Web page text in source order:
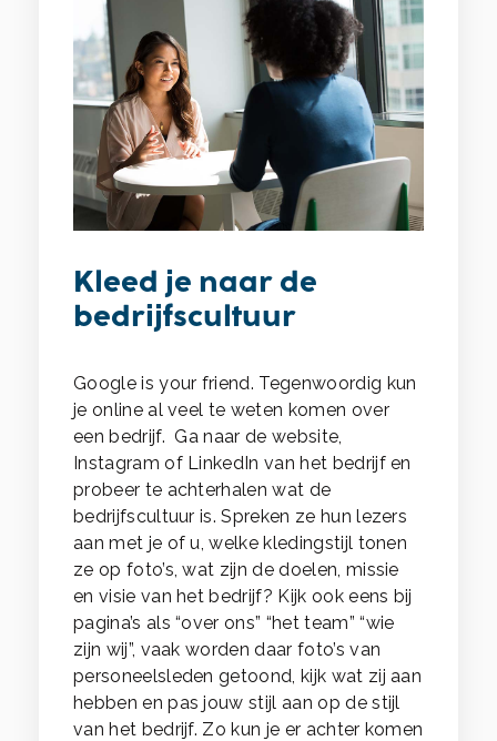
Kleed je naar de
bedrijfscultuur
Google is your friend. Tegenwoordig kun
je online al veel te weten komen over
een bedrijf. Ga naar de website,
Instagram of LinkedIn van het bedrijf en
probeer te achterhalen wat de
bedrijfscultuur is. Spreken ze hun lezers
aan met je of u, welke kledingstijl tonen
ze op foto’s, wat zijn de doelen, missie
en visie van het bedrijf? Kijk ook eens bij
pagina’s als “over ons” “het team” “wie
zijn wij”, vaak worden daar foto’s van
personeelsleden getoond, kijk wat zij aan
hebben en pas jouw stijl aan op de stijl
van het bedrijf. Zo kun je er achter komen